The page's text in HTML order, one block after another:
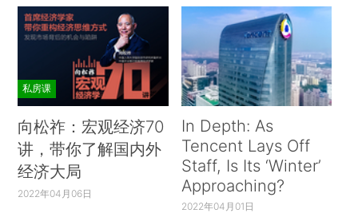
私房课
向松祚：宏观经济70
讲，带你了解国内外
经济大局
2022年04月06日
In Depth: As
Tencent Lays Off
Staff, Is Its ‘Winter’
Approaching?
2022年04月01日